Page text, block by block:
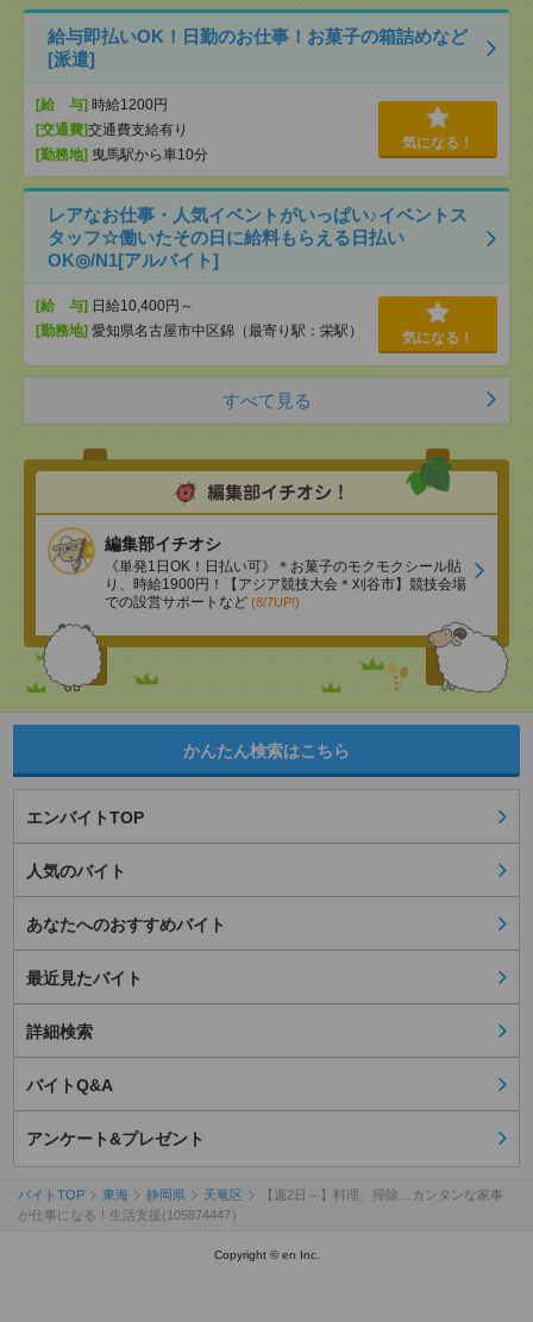
給与即払いOK！日勤のお仕事！お菓子の箱詰めなど
[派遣]
[給 与] 時給1200円
[交通費]交通費支給有り
[勤務地] 曳馬駅から車10分
気になる！
レアなお仕事・人気イベントがいっぱい♪イベントス
タッフ☆働いたその日に給料もらえる日払い
OK◎/N1[アルバイト]
[給 与] 日給10,400円～
[勤務地] 愛知県名古屋市中区錦（最寄り駅：栄駅） 気になる！
すべて見る
編集部イチオシ
《単発1日OK！日払い可》＊お菓子のモクモクシール貼
り、時給1900円！【アジア競技大会＊刈谷市】競技会場
での設営サポートなど (8/7UP!)
かんたん検索はこちら
エンバイトTOP
人気のバイト
あなたへのおすすめバイト
最近見たバイト
詳細検索
バイトQ&A
アンケート&プレゼント
バイトTOP 東海 静岡県 天竜区
【週2日～】料理、掃除…カンタンな家事
が仕事になる！生活支援(105874447）
Copyright © en Inc.